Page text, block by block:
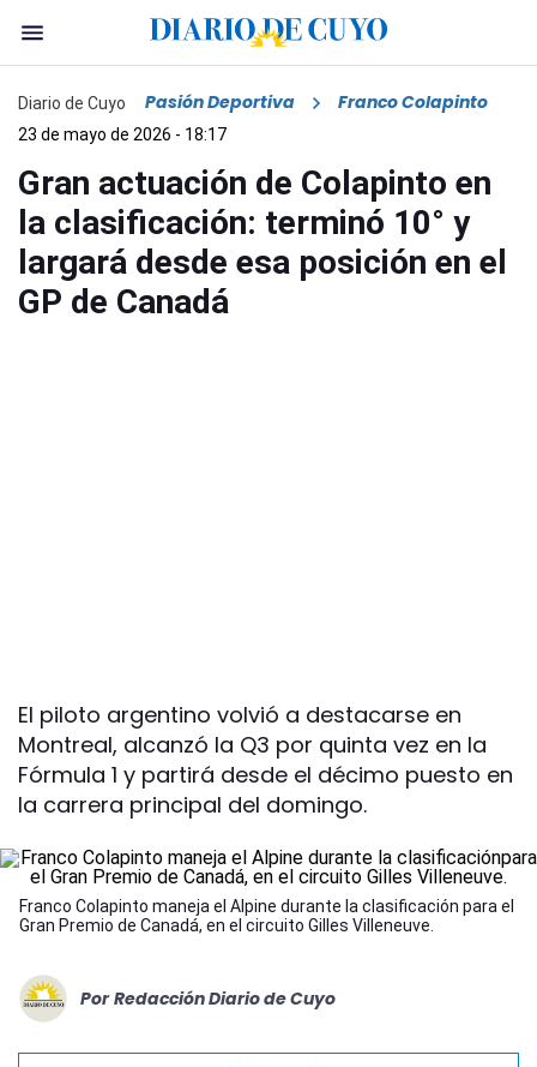
Diario de Cuyo Pasión Deportiva Franco Colapinto
23 de mayo de 2026 - 18:17
Gran actuación de Colapinto en
la clasificación: terminó 10° y
largará desde esa posición en el
GP de Canadá
El piloto argentino volvió a destacarse en
Montreal, alcanzó la Q3 por quinta vez en la
Fórmula 1 y partirá desde el décimo puesto en
la carrera principal del domingo.
Franco Colapinto maneja el Alpine durante la clasificación para el
Gran Premio de Canadá, en el circuito Gilles Villeneuve.
Por Redacción Diario de Cuyo